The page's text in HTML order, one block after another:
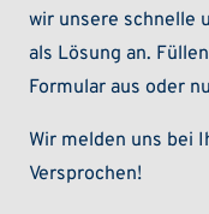
wir unsere schnelle
als Lösung an.
Formular aus oder
Wir melden uns bei
Versprochen!